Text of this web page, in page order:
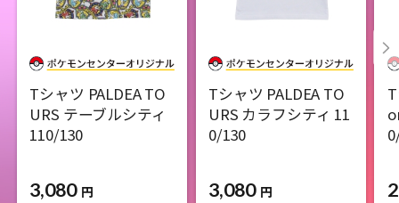
Tシャツ PALDEA TO
URS テーブルシティ
110/130
3,080 円
Tシャツ PALDEA TO
URS カラフシティ 11
0/130
3,080 円